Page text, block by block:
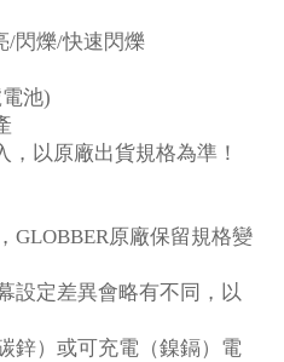
/閃爍/快速閃爍
池)
，以原廠出貨規格為準！
GLOBBER原廠保留規格變
設定差異會略有不同，以
鋅）或可充電（鎳鎘）電